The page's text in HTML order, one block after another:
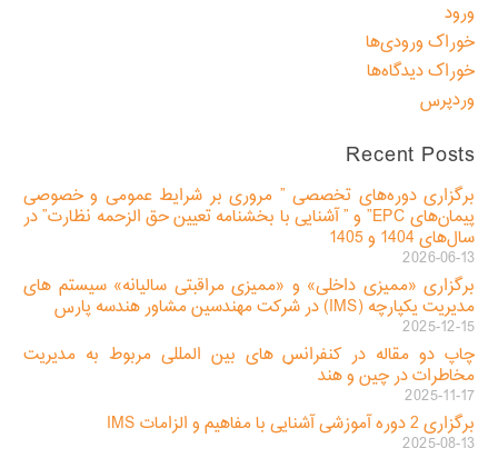
ورود
خوراک ورودی‌ها
خوراک دیدگاه‌ها
وردپرس
Recent Posts
برگزاری دوره‌های تخصصی ” مروری بر شرایط عمومی و خصوصی
پیمان‌های EPC” و ” آشنایی با بخشنامه تعیین حق الزحمه نظارت” در
سال‌های 1404 و 1405
2026-06-13
برگزاری «ممیزی داخلی» و «ممیزی مراقبتی سالیانه» سیستم های
مدیریت یکپارچه (IMS) در شرکت مهندسین مشاور هندسه پارس
2025-12-15
چاپ دو مقاله در کنفرانس های بین المللی مربوط به مدیریت
مخاطرات در چین و هند
2025-11-17
برگزاری 2 دوره آموزشی آشنایی با مفاهیم و الزامات IMS
2025-08-13